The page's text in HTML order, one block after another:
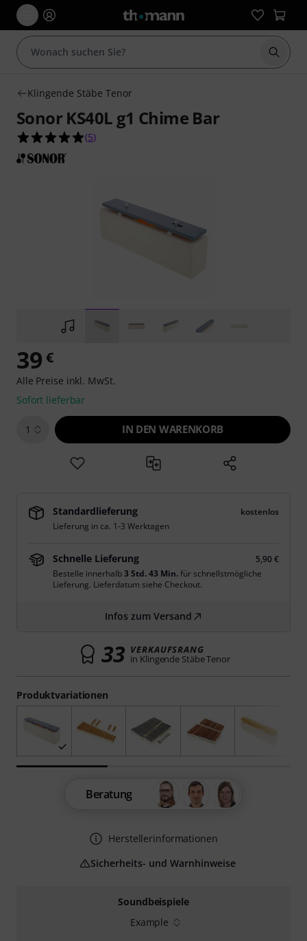
Suche
Klingende Stäbe Tenor
Sonor KS40L g1 Chime Bar
5.0 von 5 Sternen aus 5 Kundenbewertungen
(5)
Soundbeispiele
Example
Produktvariationen
39 €
Alle Preise inkl. MwSt.
Sofort lieferbar
1 IN DEN WARENKORB
Standardlieferung
kostenlos
Lieferung in ca. 1-3 Werktagen
Schnelle Lieferung
5,90 €
Bestelle innerhalb3 Std. 43 Min.für schnellstmögliche
Lieferung. Lieferdatum siehe Checkout.
Infos zum Versand
33 VERKAUFSRANG
in Klingende Stäbe Tenor
Beratung
Herstellerinformationen
Sicherheits- und Warnhinweise